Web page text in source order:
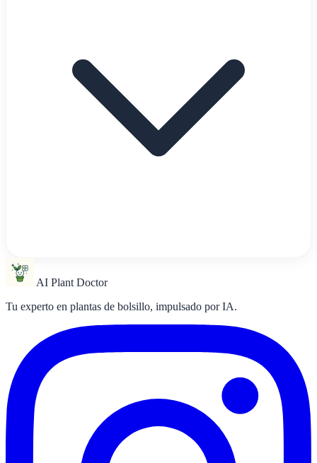
AI Plant Doctor
Tu experto en plantas de bolsillo, impulsado por IA.